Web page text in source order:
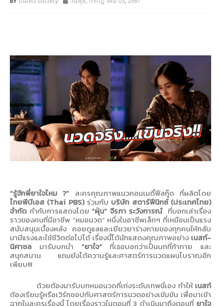
“รู้จักพี่ยาใจไหม?” ละครคุณภาพแนวคอมเมดี้ฟีลกู๊ด ที่ผลิตโดย
ไทยพีบีเอส (Thai PBS) ร่วมกับ บริษัท สตาร์ฟีนิกซ์ (ประเทศไทย)
จำกัด กำกับการแสดงโดย “ฝุ่น” จีรภา ระวังการณ์ ที่บอกเล่าเรื่อง
ราวของคนที่มีอาชีพ “หมอนวด” หนึ่งในอาชีพเล็กๆ ที่เหมือนเป็นแรง
สนับสนุนเบื้องหลัง คอยดูแลและเยียวยาร่างกายของทุกคนให้กลับ
มามีแรงและใช้ชีวิตต่อไปได้ เรื่องนี้ได้นักแสดงคุณภาพอย่าง เนสท์-
นิศาชล มารับบทนำ “ยาใจ”ที่เธอบอกว่าเป็นบทที่ท้าทาย และ
สนุกสนาน แถมยังได้ความรู้และศาสตร์การนวดแผนโบราณอีก
เพียบ!!!
ด้วยต้องมารับบทหมอนวดที่เก่งระดับเทพนี่เอง ทำให้เนสท์
ต้องเรียนรู้หรือเวิร์กชอปกับศาสตร์การนวดอย่างเข้มข้น เพื่อมาเข้า
ฉากในละครเรื่องนี้ โดยเรื่องราวในตอนที่ 3 ดำเนินมาถึงตอนที่ ยาใจ